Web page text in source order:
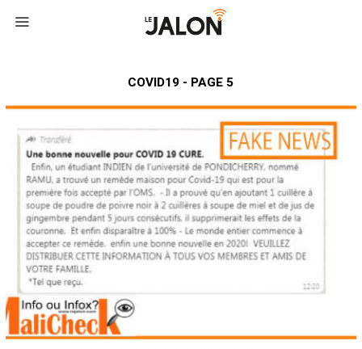
COVID19 - PAGE 5